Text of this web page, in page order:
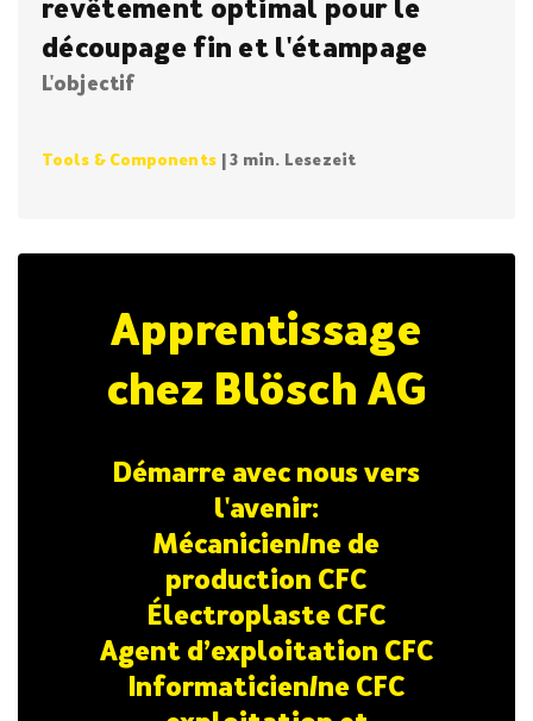
revêtement optimal pour le
découpage fin et l'étampage
L'objectif
Tools & Components | 3 min. Lesezeit
Apprentissage
chez Blösch AG
Démarre avec nous vers
l'avenir:
Mécanicien/ne de
production CFC
Électroplaste CFC
Agent d’exploitation CFC
Informaticien/ne CFC